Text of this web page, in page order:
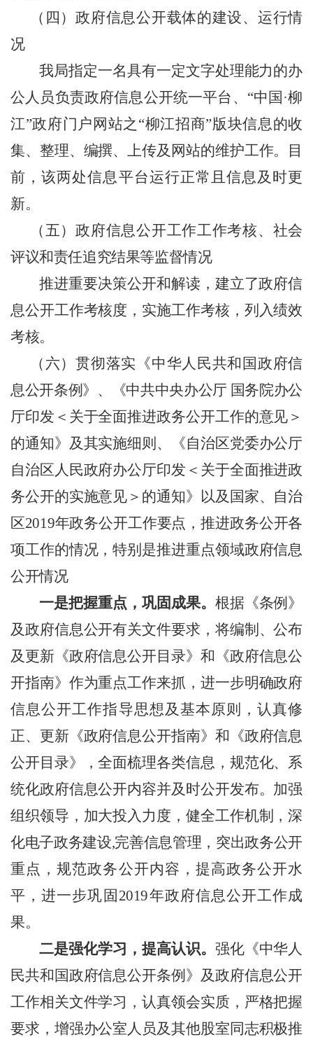
（四）政府信息公开载体的建设、运行情
况
我局指定一名具有一定文字处理能力的办
公人员负责政府信息公开统一平台、 “中国·柳
江”政府门户网站之“柳江招商”版块信息的收
集、整理、编撰、上传及网站的维护工作。目
前，该两处信息平台运行正常且信息及时更
新。
（五）政府信息公开工作工作考核、社会
评议和责任追究结果等监督情况
推进重要决策公开和解读，建立了政府信
息公开工作考核度，实施工作考核，列入绩效
考核。
（六）贯彻落实《中华人民共和国政府信
息公开条例》、《中共中央办公厅 国务院办公
厅印发＜关于全面推进政务公开工作的意见＞
的通知》及其实施细则、《自治区党委办公厅
自治区人民政府办公厅印发＜关于全面推进政
务公开的实施意见＞的通知》以及国家、自治
区2019年政务公开工作要点，推进政务公开各
项工作的情况，特别是推进重点领域政府信息
公开情况
一是把握重点，巩固成果。 根据《条例》
及政府信息公开有关文件要求，将编制、公布
及更新《政府信息公开目录》和《政府信息公
开指南》作为重点工作来抓，进一步明确政府
信息公开工作指导思想及基本原则，认真修
正、更新《政府信息公开指南》和《政府信息
公开目录》，全面梳理各类信息，规范化、系
统化政府信息公开内容并及时公开发布。加强
组织领导，加大投入力度，健全工作机制，深
化电子政务建设,完善信息管理，突出政务公开
重点，规范政务公开内容，提高政务公开水
平，进一步巩固2019年政府信息公开工作成
果。
二是强化学习，提高认识。 强化《中华人
民共和国政府信息公开条例》及政府信息公开
工作相关文件学习，认真领会实质，严格把握
要求，增强办公室人员及其他股室同志积极推